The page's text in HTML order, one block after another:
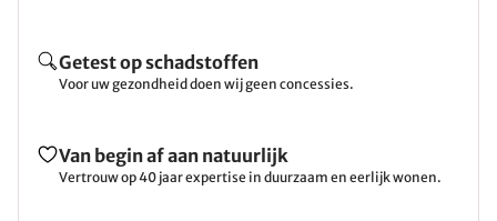
Getest op schadstoffen
Voor uw gezondheid doen wij geen concessies.
Van begin af aan natuurlijk
Vertrouw op 40 jaar expertise in duurzaam en eerlijk wonen.